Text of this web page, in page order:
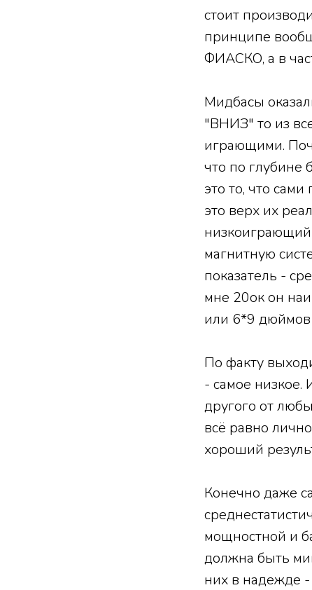
стоит
принципе
ФИАСКО, а в
Мидбасы
"ВНИЗ" то из
играющими.
что по глубине
это то, что
это верх их
низкоиграющий
магнитную
показатель -
мне 20ок он
или 6*9 дюймов
По факту
- самое низкое.
другого от
всё равно
хороший
Конечно даже
мощностной и
должна быть
них в надежде -